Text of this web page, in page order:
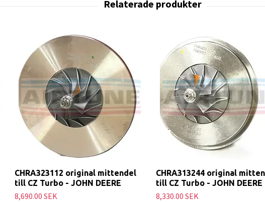
CHRA323112 original mittendel
till CZ Turbo - JOHN DEERE
8,690.00 SEK
CHRA313244 original
till CZ Turbo - JOHN DEERE
8,330.00 SEK